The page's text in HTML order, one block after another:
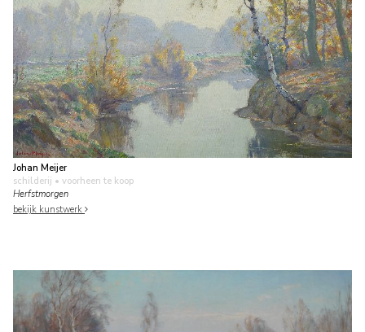
Johan Meijer
schilderij • voorheen te koop
Herfstmorgen
bekijk kunstwerk